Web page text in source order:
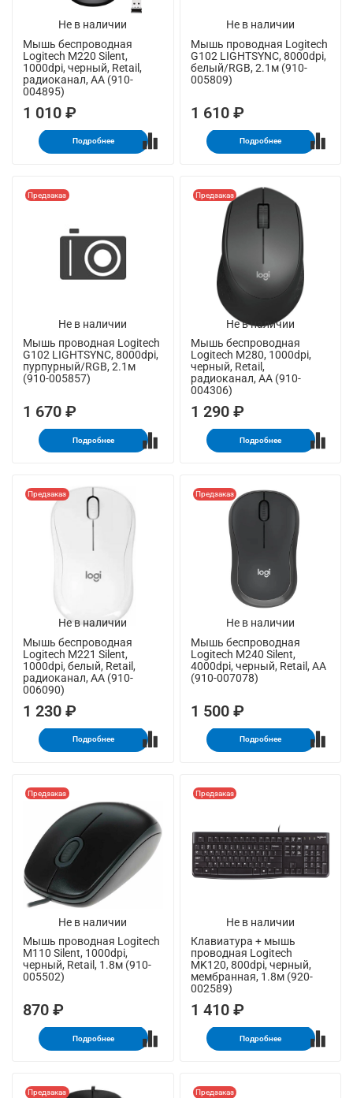
Не в наличии
Мышь беспроводная
Logitech M220 Silent,
1000dpi, черный, Retail,
радиоканал, AA (910-
004895)
1 010 ₽
Подробнее
Не в наличии
Мышь проводная Logitech
G102 LIGHTSYNC, 8000dpi,
белый/RGB, 2.1м (910-
005809)
1 610 ₽
Подробнее
Не в наличии
Предзаказ
Мышь проводная Logitech
G102 LIGHTSYNC, 8000dpi,
пурпурный/RGB, 2.1м
(910-005857)
1 670 ₽
Подробнее
Не в наличии
Предзаказ
Мышь беспроводная
Logitech M280, 1000dpi,
черный, Retail,
радиоканал, AA (910-
004306)
1 290 ₽
Подробнее
Не в наличии
Предзаказ
Мышь беспроводная
Logitech M221 Silent,
1000dpi, белый, Retail,
радиоканал, AA (910-
006090)
1 230 ₽
Подробнее
Не в наличии
Предзаказ
Мышь беспроводная
Logitech M240 Silent,
4000dpi, черный, Retail, AA
(910-007078)
1 500 ₽
Подробнее
Не в наличии
Предзаказ
Мышь проводная Logitech
M110 Silent, 1000dpi,
черный, Retail, 1.8м (910-
005502)
870 ₽
Подробнее
Не в наличии
Предзаказ
Клавиатура + мышь
проводная Logitech
MK120, 800dpi, черный,
мембранная, 1.8м (920-
002589)
1 410 ₽
Подробнее
Предзаказ Предзаказ